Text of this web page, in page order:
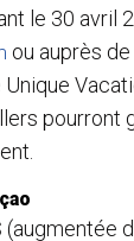
le 30 avril
ou auprès de
pourront
(augmentée